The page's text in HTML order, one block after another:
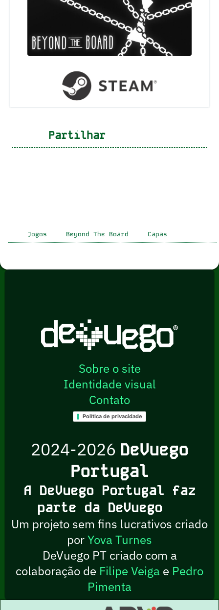
Partilhar
Jogos Beyond The Board Capas
Sobre o site
Identidade visual
Contato
Política de privacidade
2024-2026 DeVuego
Portugal
A DeVuego Portugal faz
parte da DeVuego
Um projeto sem fins lucrativos criado
porYova Turnes
DeVuego PT criado com a
colaboração de Filipe Veiga e Pedro
Pimenta